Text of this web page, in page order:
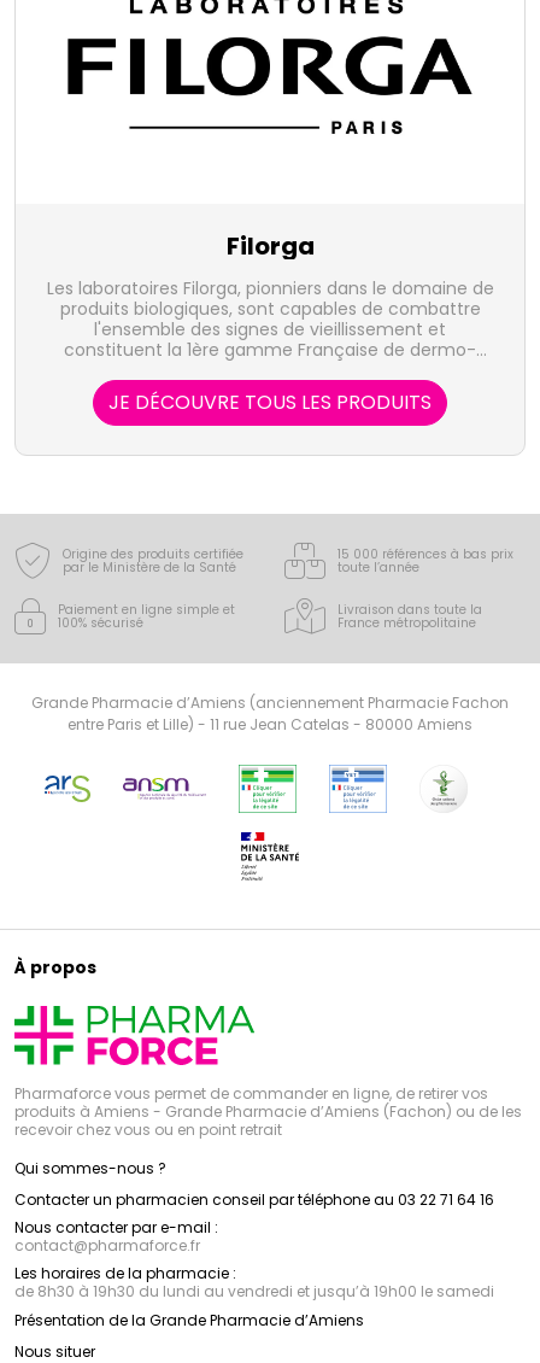
Filorga
Les laboratoires Filorga, pionniers dans le domaine de
produits biologiques, sont capables de combattre
l'ensemble des signes de vieillissement et
constituent la 1ère gamme Française de dermo-
JE DÉCOUVRE TOUS LES PRODUITS
Origine des produits certifiée
par le Ministère de la Santé
15 000 références à bas prix
toute l’année
Paiement en ligne simple et
100% sécurisé
Livraison dans toute la
France métropolitaine
Grande Pharmacie d’Amiens (anciennement Pharmacie Fachon
entre Paris et Lille) - 11 rue Jean Catelas - 80000 Amiens
À propos
Pharmaforce vous permet de commander en ligne, de retirer vos
produits à Amiens - Grande Pharmacie d’Amiens (Fachon) ou de les
recevoir chez vous ou en point retrait
Qui sommes-nous ?
Contacter un pharmacien conseil par téléphone au 03 22 71 64 16
Nous contacter par e-mail :
contact@pharmaforce.fr
Les horaires de la pharmacie :
de 8h30 à 19h30 du lundi au vendredi et jusqu’à 19h00 le samedi
Présentation de la Grande Pharmacie d’Amiens
Nous situer